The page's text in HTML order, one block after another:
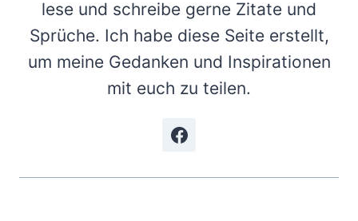
lese und schreibe gerne Zitate und
Sprüche. Ich habe diese Seite erstellt,
um meine Gedanken und Inspirationen
mit euch zu teilen.